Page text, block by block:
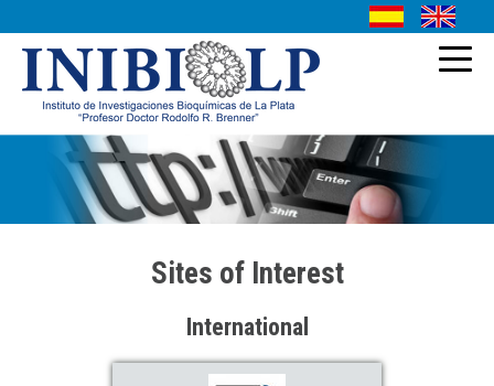
INSTITUTIONAL
HISTORY
RESEARCH
Sites of Interest
International